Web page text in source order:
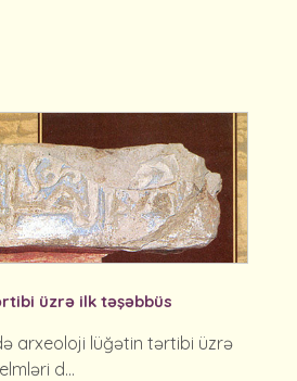
üzrə ilk təşəbbüs
arxeoloji lüğətin tərtibi üzrə
d...